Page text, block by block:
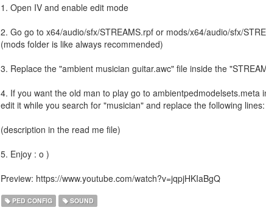
1. Open IV and enable edit mode
2. Go go to x64/audio/sfx/STREAMS.rpf or mods/x64/audio/sfx/
(mods folder is like always recommended)
3. Replace the "ambient musician guitar.awc" file inside the
4. If you want the old man to play go to
edit it while you search for "musician" and replace the following lines:
(description in the read me file)
5. Enjoy : o )
Preview: https://www.youtube.com/watch?v=jqpjHKIaBgQ
PED CONFIG SOUND